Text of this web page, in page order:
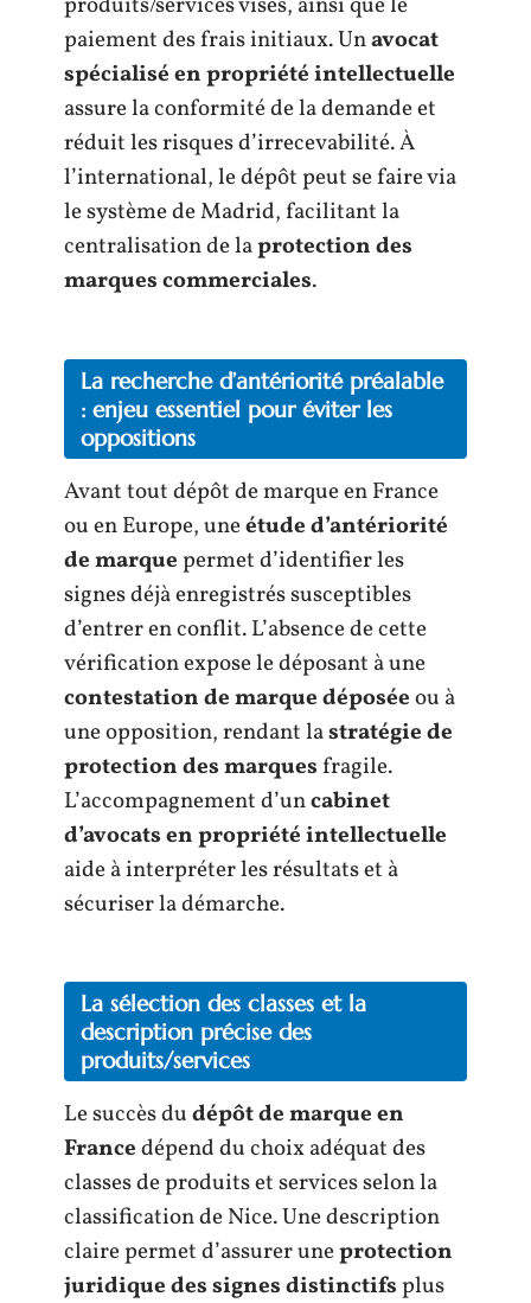
paiement des frais initiaux. Unavocat
spécialisé en propriété intellectuelle
assure la conformité de la demande et
réduit les risques d’irrecevabilité. À
l’international, le dépôt peut se faire via
le système de Madrid, facilitant la
centralisation de laprotection des
marques commerciales.
La recherche d’antériorité préalable
: enjeu essentiel pour éviter les
oppositions
Avant tout dépôt de marque en France
ou en Europe, uneétude d’antériorité
de marquepermet d’identifier les
signes déjà enregistrés susceptibles
d’entrer en conflit. L’absence de cette
vérification expose le déposant à une
contestation de marque déposéeou à
une opposition, rendant lastratégie de
protection des marquesfragile.
L’accompagnement d’uncabinet
d’avocats en propriété intellectuelle
aide à interpréter les résultats et à
sécuriser la démarche.
La sélection des classes et la
description précise des
produits/services
Le succès dudépôt de marque en
Francedépend du choix adéquat des
classes de produits et services selon la
classification de Nice. Une description
claire permet d’assurer uneprotection
juridique des signes distinctifsplus